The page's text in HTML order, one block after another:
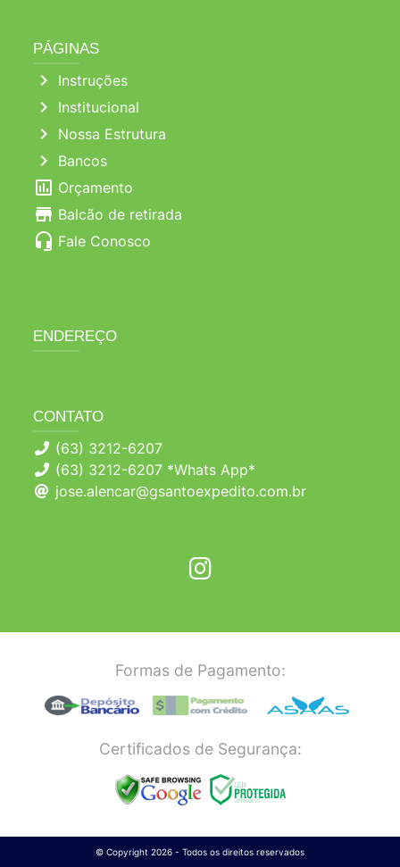
PÁGINAS
chevron_right Instruções
chevron_right Institucional
chevron_right Nossa Estrutura
chevron_right Bancos
poll Orçamento
store Balcão de retirada
headset_mic Fale Conosco
ENDEREÇO
CONTATO
(63) 3212-6207
(63) 3212-6207 *Whats App*
jose.alencar@gsantoexpedito.com.br
Formas de Pagamento:
Certificados de Segurança:
© Copyright 2026 - Todos os direitos reservados